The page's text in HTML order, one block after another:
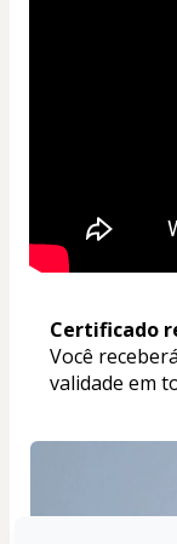
Certificado
Você
validade em